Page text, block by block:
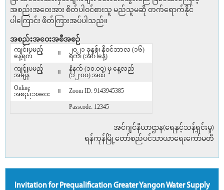
အစည်းအဝေးအား စိတ်ပါဝင်စားသူ မည်သူမဆို တက်ရောက်နိုင်
ပါ‌ကြောင်း ဖိတ်ကြားအပ်ပါသည်။
အစည်းအဝေးအစီအစဉ်
ကျင်းပမည့်
နေ့ရက်
။
၂၀၂၁ ခုနှစ်၊ နိုဝင်ဘာလ (၁၆)
ရက်၊ (အင်္ဂါနေ့)
ကျင်းပမည့်
အချိန်
။
နံနက် (၁၀:၀၀) မှ နေ့လည်
(၁၂:၀၀) အထိ
Online
အစည်းအဝေး
။ Zoom ID: 9143945385
Passcode: 12345
အင်ဂျင်နီယာဌာန(ရေနှင့်သန့်ရှင်းမှု)
ရန်ကုန်မြို့တော်စည်ပင်သာယာရေးကော်မတီ
Invitation for Prequalification Greater Yangon Water Supply